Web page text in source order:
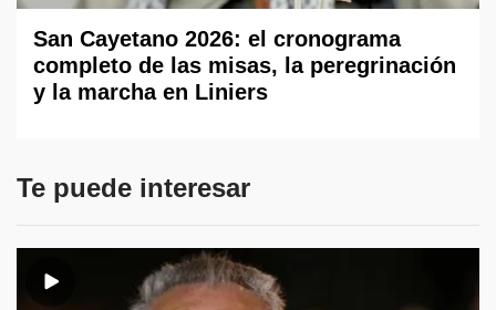
San Cayetano 2026: el cronograma
completo de las misas, la peregrinación
y la marcha en Liniers
Te puede interesar